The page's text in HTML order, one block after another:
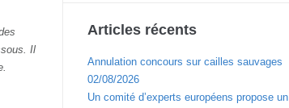
Il
Articles récents
Annulation concours sur cailles sauvages
02/08/2026
Un comité d’experts européens propose un